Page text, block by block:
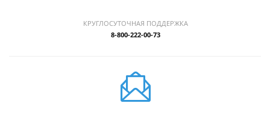
КРУГЛОСУТОЧНАЯ ПОДДЕРЖКА
8-800-222-00-73